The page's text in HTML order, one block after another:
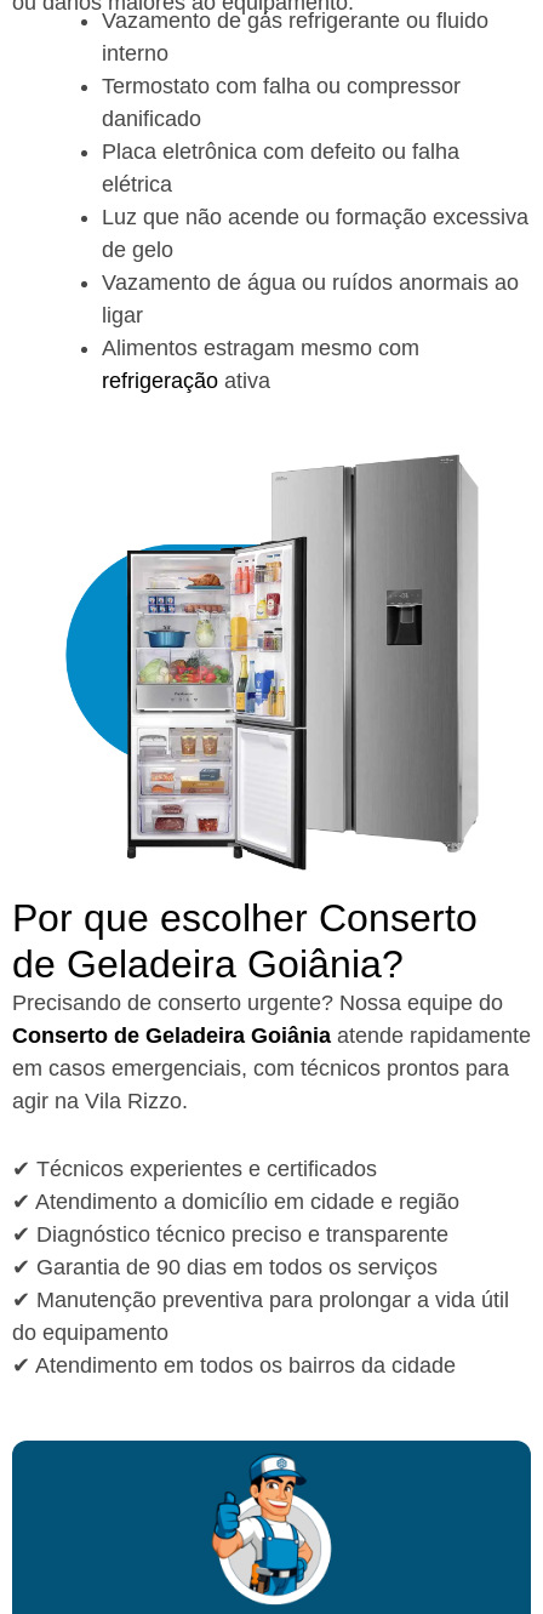
Vazamento de gás refrigerante ou fluido
interno
Termostato com falha ou compressor
danificado
Placa eletrônica com defeito ou falha
elétrica
Luz que não acende ou formação excessiva
de gelo
Vazamento de água ou ruídos anormais ao
ligar
Alimentos estragam mesmo com
refrigeração ativa
Por que escolher Conserto
de Geladeira Goiânia?​
Precisando de conserto urgente? Nossa equipe do
Conserto de Geladeira Goiânia atende rapidamente
em casos emergenciais, com técnicos prontos para
agir na Vila Rizzo.
✔ Técnicos experientes e certificados
✔ Atendimento a domicílio em cidade e região
✔ Diagnóstico técnico preciso e transparente
✔ Garantia de 90 dias em todos os serviços
✔ Manutenção preventiva para prolongar a vida útil
do equipamento
✔ Atendimento em todos os bairros da cidade